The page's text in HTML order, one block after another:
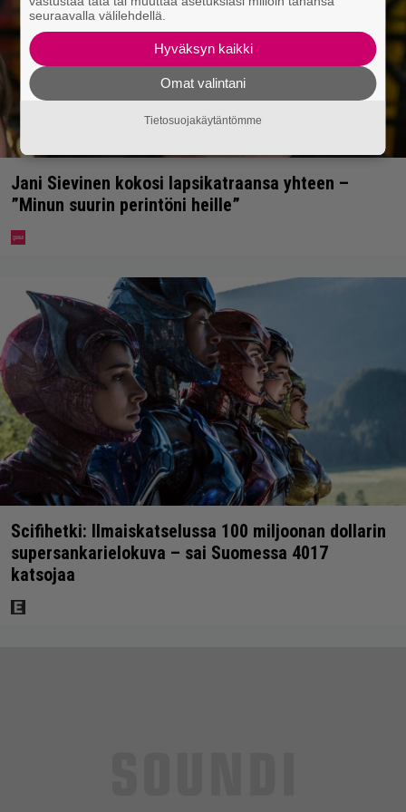
Jani Sievinen kokosi lapsikatraansa yhteen –
”Minun suurin perintöni heille”
Scifihetki: Ilmaiskatselussa 100 miljoonan dollarin
supersankarielokuva – sai Suomessa 4017
katsojaa
seuraavalla välilehdellä.
Hyväksyn kaikki
Omat valintani
Tietosuojakäytäntömme